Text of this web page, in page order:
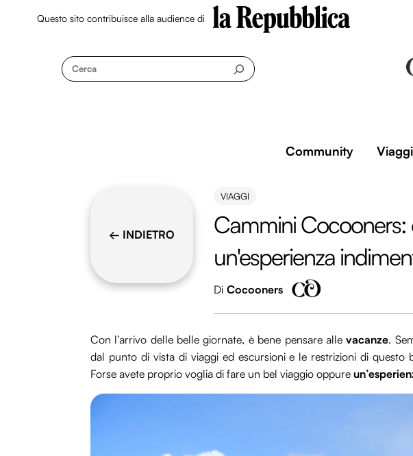
Questo sito contribuisce alla audience di
Cerca
Community Viaggi
← INDIETRO
VIAGGI
Cammini Cocooners:
un'esperienza
Di Cocooners
Con l’arrivo delle belle giornate, è bene pensare allevacanze.
dal punto di vista di viaggi ed escursioni e le restrizioni di questo
Forse avete proprio voglia di fare un bel viaggio oppure